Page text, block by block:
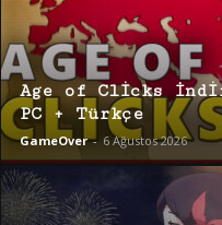
Age of Clicks
PC + Türkçe
GameOver - 6 Ağustos 2026